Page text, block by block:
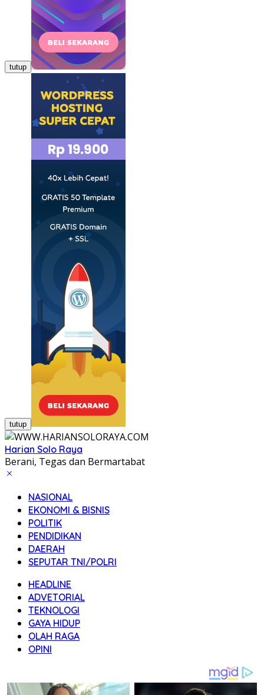
tutup
tutup
Harian Solo Raya
Berani, Tegas dan Bermartabat
NASIONAL
EKONOMI & BISNIS
POLITIK
PENDIDIKAN
DAERAH
SEPUTAR TNI/POLRI
HEADLINE
ADVETORIAL
TEKNOLOGI
GAYA HIDUP
OLAH RAGA
OPINI